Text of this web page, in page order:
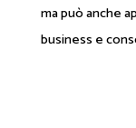
ma può anche
business e